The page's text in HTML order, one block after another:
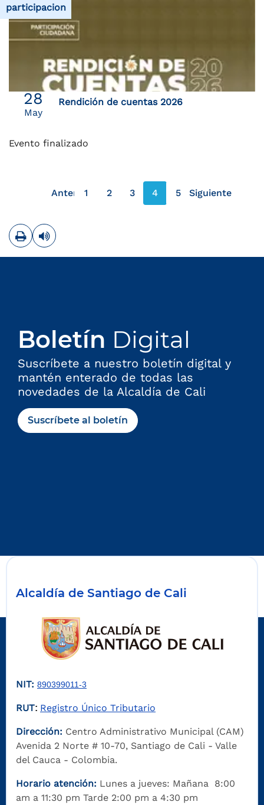
participacion
28
May
Rendición de cuentas 2026
Evento finalizado
Anterior
1 2 3 4 5 Siguiente
ImprimirLeer contenido
Boletín Digital
Suscríbete a nuestro boletín digital y
mantén enterado de todas las
novedades de la Alcaldía de Cali
Suscríbete al boletín
Alcaldía de Santiago de Cali
NIT: 890399011-3
RUT: Registro Único Tributario
Dirección: Centro Administrativo Municipal (CAM)
Avenida 2 Norte # 10-70, Santiago de Cali - Valle
del Cauca - Colombia.
Horario atención: Lunes a jueves: Mañana 8:00
am a 11:30 pm Tarde 2:00 pm a 4:30 pm